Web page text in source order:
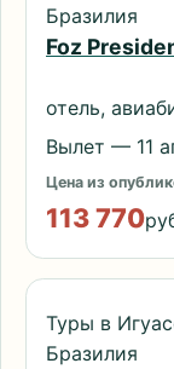
Бразилия
Foz
отель,
Вылет — 11
Цена из
113 770
Туры в
Бразилия